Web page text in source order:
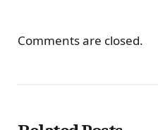
Comments are closed.